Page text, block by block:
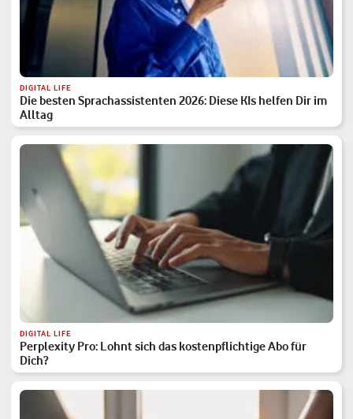
DIGITAL LIFE
Die besten Sprachassistenten 2026: Diese KIs helfen Dir im
Alltag
DIGITAL LIFE
Perplexity Pro: Lohnt sich das kostenpflichtige Abo für
Dich?